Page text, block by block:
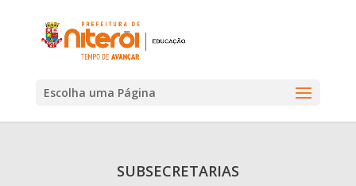
Escolha uma Página
SUBSECRETARIAS